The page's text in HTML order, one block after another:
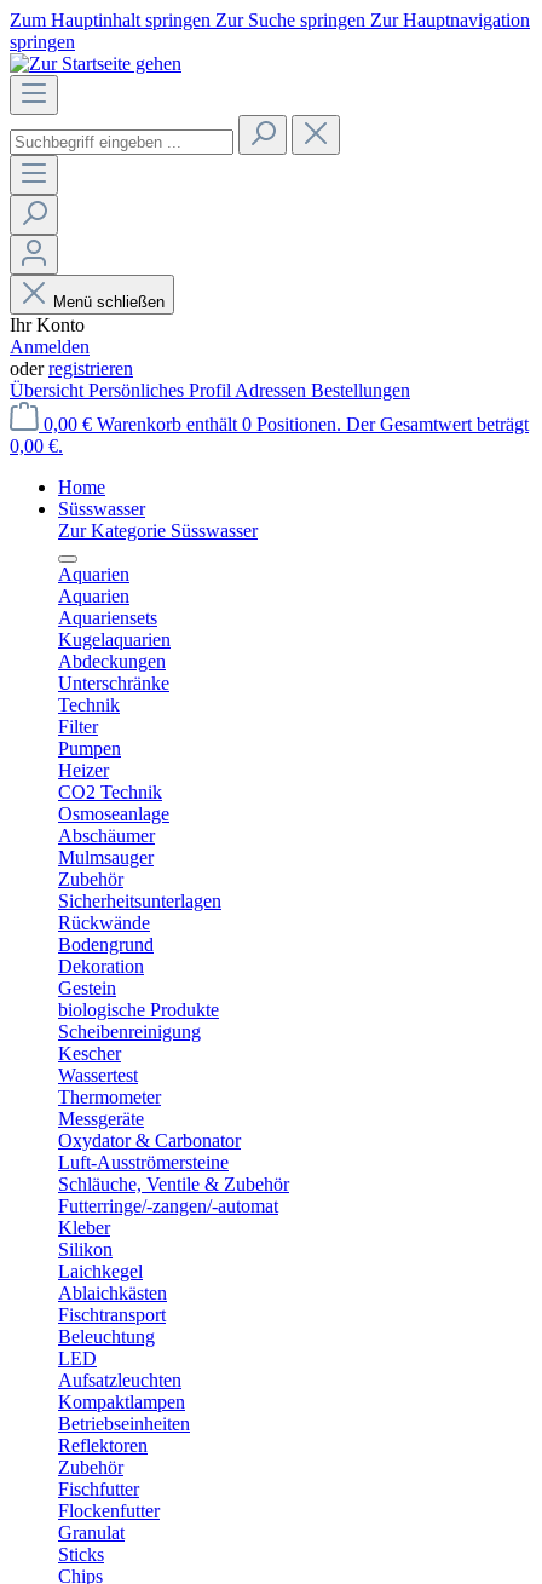
Zum Hauptinhalt springen Zur Suche springen Zur Hauptnavigation
springen
Menü schließen
Ihr Konto
Anmelden
oderregistrieren
Übersicht Persönliches Profil Adressen Bestellungen
0,00 € Warenkorb enthält 0 Positionen. Der Gesamtwert beträgt
0,00 €.
Home
Süsswasser
Zur Kategorie Süsswasser
Aquarien
Aquarien
Aquariensets
Kugelaquarien
Abdeckungen
Unterschränke
Technik
Filter
Pumpen
Heizer
CO2 Technik
Osmoseanlage
Abschäumer
Mulmsauger
Zubehör
Sicherheitsunterlagen
Rückwände
Bodengrund
Dekoration
Gestein
biologische Produkte
Scheibenreinigung
Kescher
Wassertest
Thermometer
Messgeräte
Oxydator & Carbonator
Luft-Ausströmersteine
Schläuche, Ventile & Zubehör
Futterringe/-zangen/-automat
Kleber
Silikon
Laichkegel
Ablaichkästen
Fischtransport
Beleuchtung
LED
Aufsatzleuchten
Kompaktlampen
Betriebseinheiten
Reflektoren
Zubehör
Fischfutter
Flockenfutter
Granulat
Sticks
Chips